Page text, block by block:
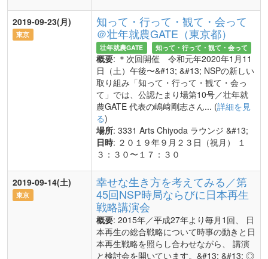
2019-09-23(月)
東京
知って・行って・観て・会って
＠壮年就農GATE（東京都）
壮年就農GATE 知って・行って・観て・会って
概要: ＊次回開催 令和元年2020年1月11
日（土）午後〜&#13; &#13; NSPの新しい
取り組み「知って・行って・観て・会っ
て」では、公認たまり場第10号／壮年就
農GATE 代表の嶋﨑剛志さん... (詳細を見
る)
場所: 3331 Arts Chiyoda ラウンジ &#13;
日時: ２０１９年９月２３日（祝月） １
３：３０〜１７：３０
2019-09-14(土)
東京
幸せな生き方を考えてみる／第
45回NSP時局ならびに日本再生
戦略講演会
概要: 2015年／平成27年より毎月1回、 日
本再生の総合戦略について時事の動きと日
本再生戦略を照らし合わせながら、 講演
と検討会を開いています。&#13; &#13; ◎